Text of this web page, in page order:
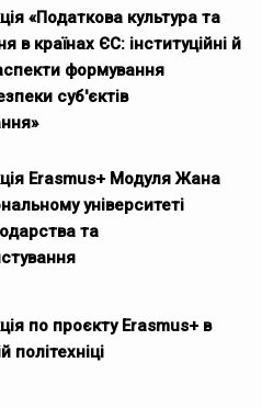
«Податкова культура та
в країнах ЄС: інституційні й
формування
суб'єктів
Erasmus+ Модуля Жана
університеті
та
по проєкту Erasmus+ в
політехніці